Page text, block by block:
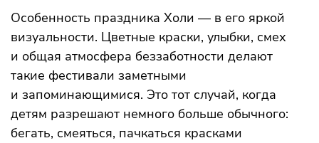
Особенность праздника Холи — в его яркой
визуальности. Цветные краски, улыбки, смех
и общая атмосфера беззаботности делают
такие фестивали заметными
и запоминающимися. Это тот случай, когда
детям разрешают немного больше обычного:
бегать, смеяться, пачкаться красками